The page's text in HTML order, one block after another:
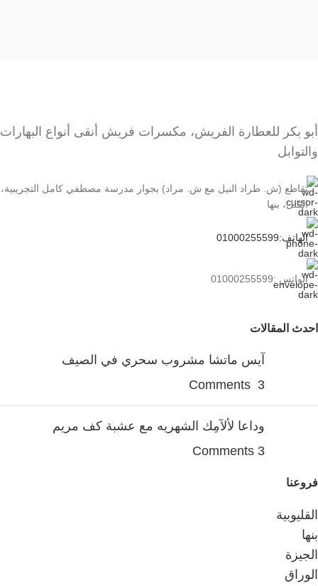
أبو بكر للعطارة الفريش، مكسرات فريش أنقى أنواع البهارات
والتوابل
تقاطع (ش. طراد النيل مع ش. مراد) بجوار مدرسة مصطفي كامل التجريبية،
الڤلل، بنها
الهاتف:01000255599
الواتس :01000255599
احدث المقالات
آيس ماتشا مشروب سحري في الصيف
3 Comments
وداعا لألآمِك الشهريه مع عشبة كف مريم
3 Comments
فروعنا
القليوبية
بنها
الجيزة
الوراق